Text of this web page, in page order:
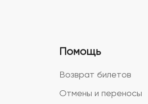
Помощь
Возврат билетов
Отмены и переносы